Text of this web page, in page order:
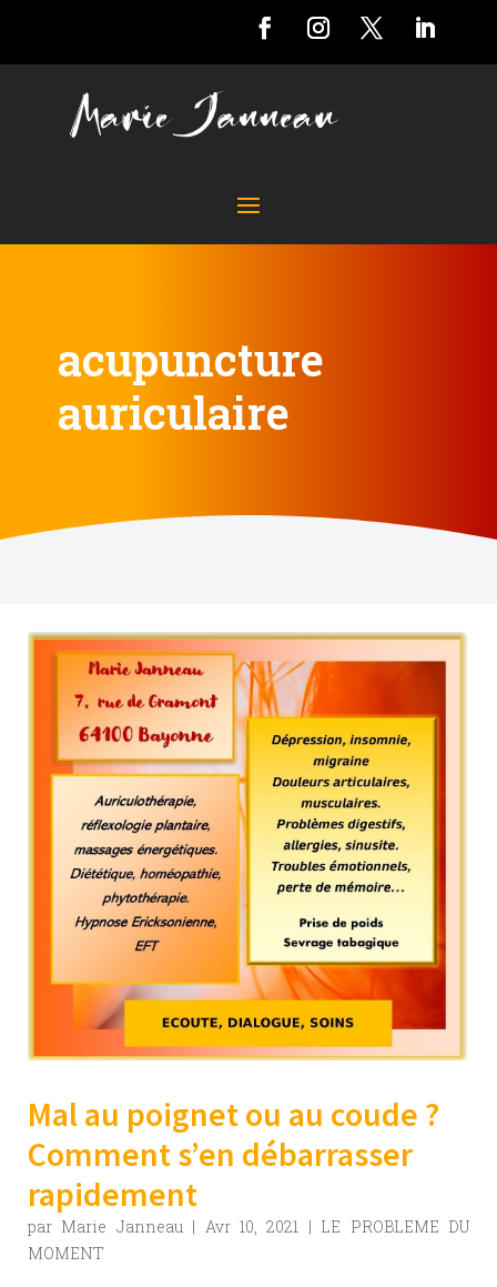
acupuncture
auriculaire
Mal au poignet ou au coude ?
Comment s’en débarrasser
rapidement
par Marie Janneau| Avr 10, 2021 | LE PROBLEME DU
MOMENT